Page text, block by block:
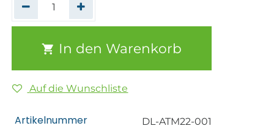
In den Warenkorb
Auf die Wunschliste
Artikelnummer DL-ATM22-001